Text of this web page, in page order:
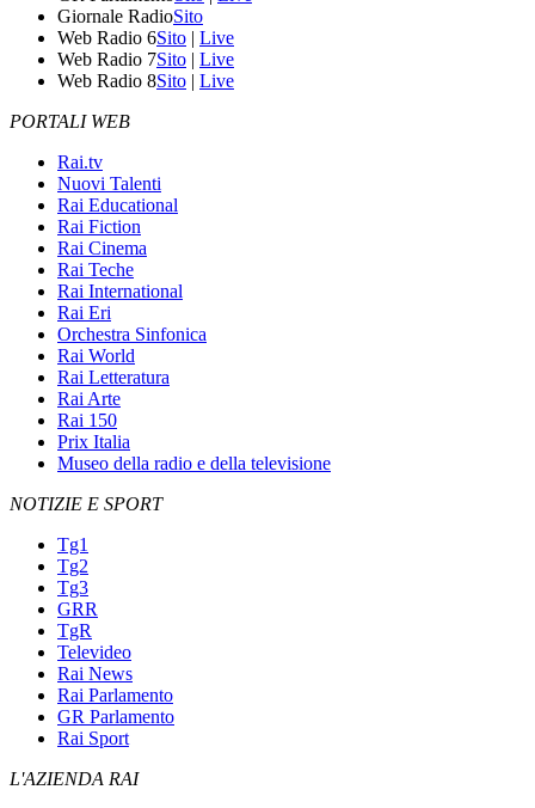
Giornale RadioSito
Web Radio 6Sito | Live
Web Radio 7Sito | Live
Web Radio 8Sito | Live
PORTALI WEB
Rai.tv
Nuovi Talenti
Rai Educational
Rai Fiction
Rai Cinema
Rai Teche
Rai International
Rai Eri
Orchestra Sinfonica
Rai World
Rai Letteratura
Rai Arte
Rai 150
Prix Italia
Museo della radio e della televisione
NOTIZIE E SPORT
Tg1
Tg2
Tg3
GRR
TgR
Televideo
Rai News
Rai Parlamento
GR Parlamento
Rai Sport
L'AZIENDA RAI